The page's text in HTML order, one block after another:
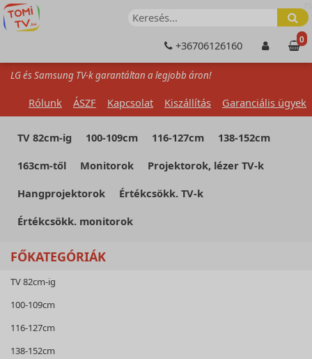
+36706126160 0
LG és Samsung TV-k garantáltan a legjobb áron!
Rólunk ÁSZF Kapcsolat Kiszállítás Garanciális ügyek
TV 82cm-ig 100-109cm 116-127cm
138-152cm
163cm-től
Monitorok
Projektorok, lézer TV-k
Hangprojektorok
Értékcsökk. TV-k
Értékcsökk. monitorok
FŐKATEGÓRIÁK
TV 82cm-ig
100-109cm
116-127cm
138-152cm